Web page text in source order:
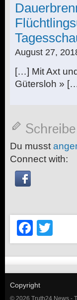
August 27,
[…] Mit Axt
Gütersloh »
Du musst
Connect with:
Copyright
© 2026 Truth24 News -